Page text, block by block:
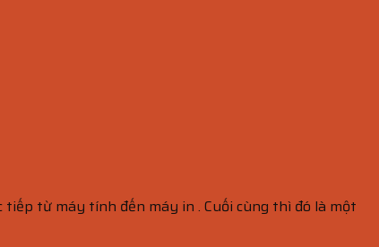
từ máy tính đến máy in . Cuối cùng thì đó là một